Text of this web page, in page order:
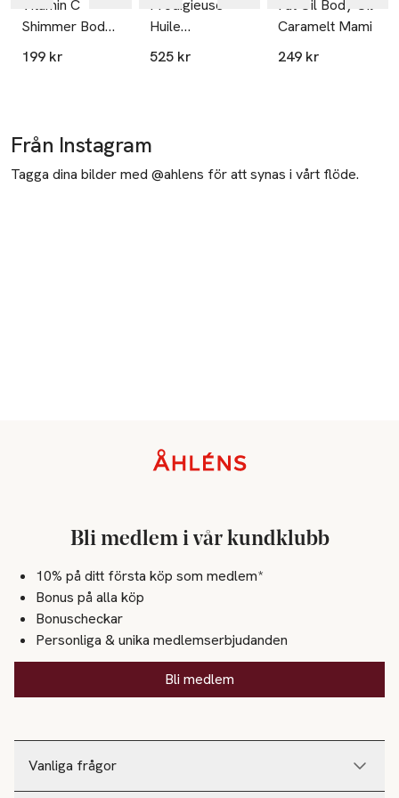
Vitamin C
Shimmer Body
Oil
199 kr
Prodigieuse
Huile
Prodigieuse
525 kr
Fat Oil Body Oil
Caramelt Mami
249 kr
Från Instagram
Tagga dina bilder med @ahlens för att synas i vårt flöde.
Vanliga frågor
Bli medlem i vår kundklubb
10% på ditt första köp som medlem*
Bonus på alla köp
Bonuscheckar
Personliga & unika medlemserbjudanden
Bli medlem